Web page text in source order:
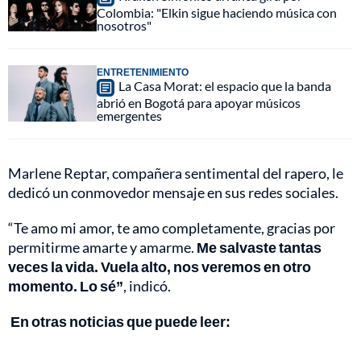
Colombia: "Elkin sigue haciendo música con
nosotros"
ENTRETENIMIENTO
La Casa Morat: el espacio que la banda
abrió en Bogotá para apoyar músicos
emergentes
Marlene Reptar, compañera sentimental del rapero, le
dedicó un conmovedor mensaje en sus redes sociales.
“Te amo mi amor, te amo completamente, gracias por
permitirme amarte y amarme. Me salvaste tantas
veces la vida. Vuela alto, nos veremos en otro
momento. Lo sé”, indicó.
En otras noticias que puede leer: